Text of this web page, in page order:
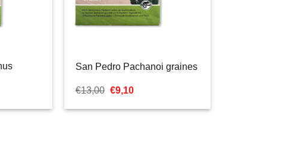
San Pedro Pachanoi graines
€13,00 Le
initial
€9,10Le
actuel